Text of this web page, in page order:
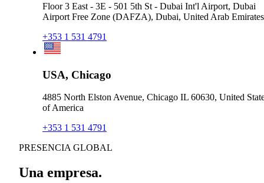
Floor 3 East - 3E - 501 5th St - Dubai Int'l Airport, Dubai
Airport Free Zone (DAFZA), Dubai, United Arab Emirates
+353 1 531 4791
USA, Chicago
4885 North Elston Avenue, Chicago IL 60630, United
of America
+353 1 531 4791
PRESENCIA GLOBAL
Una empresa.